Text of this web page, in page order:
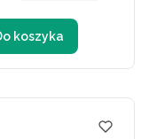
koszyka